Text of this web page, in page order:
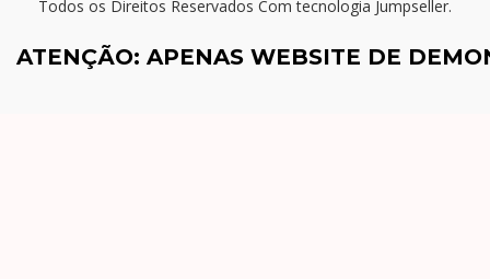
Todos os Direitos Reservados Com tecnologia Jumpseller.
ATENÇÃO: APENAS WEBSITE DE